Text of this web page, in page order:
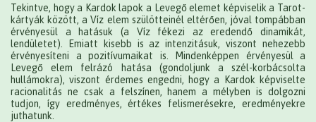
Tekintve, hogy a Kardok lapok a Levegő elemet képviselik a Tarot-
kártyák között, a Víz elem szülötteinél eltérően, jóval tompábban
érvényesül a hatásuk (a Víz fékezi az eredendő dinamikát,
lendületet). Emiatt kisebb is az intenzitásuk, viszont nehezebb
érvényesíteni a pozitívumaikat is. Mindenképpen érvényesül a
Levegő elem felrázó hatása (gondoljunk a szél-korbácsolta
hullámokra), viszont érdemes engedni, hogy a Kardok képviselte
racionalitás ne csak a felszínen, hanem a mélyben is dolgozni
tudjon, így eredményes, értékes felismerésekre, eredményekre
juthatunk.